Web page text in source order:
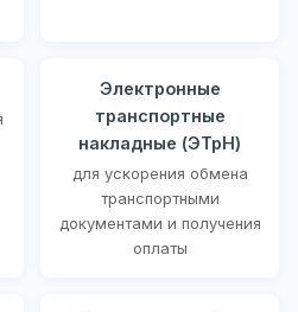
Электронные
транспортные
накладные (ЭТрН)
для ускорения обмена
транспортными
документами и получения
оплаты